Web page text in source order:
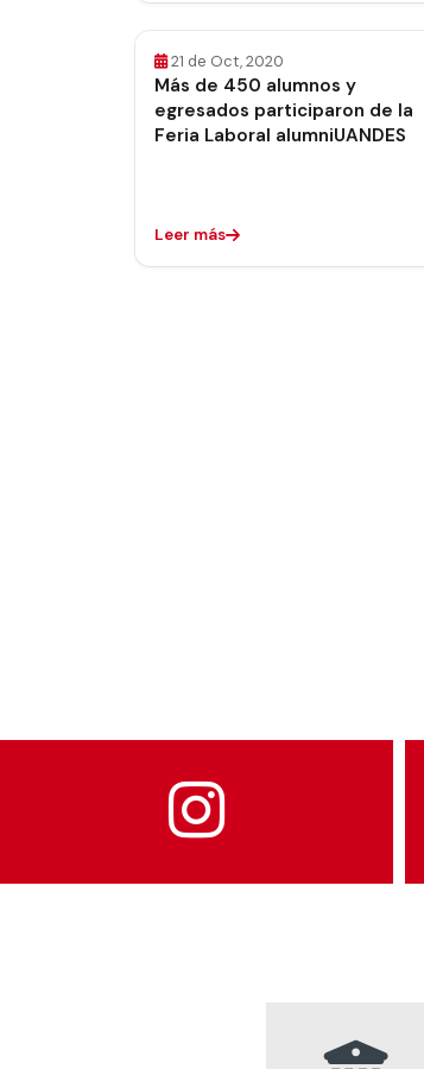
21 de Oct, 2020
Más de 450 alumnos y
egresados participaron de la
Feria Laboral alumniUANDES
Leer más